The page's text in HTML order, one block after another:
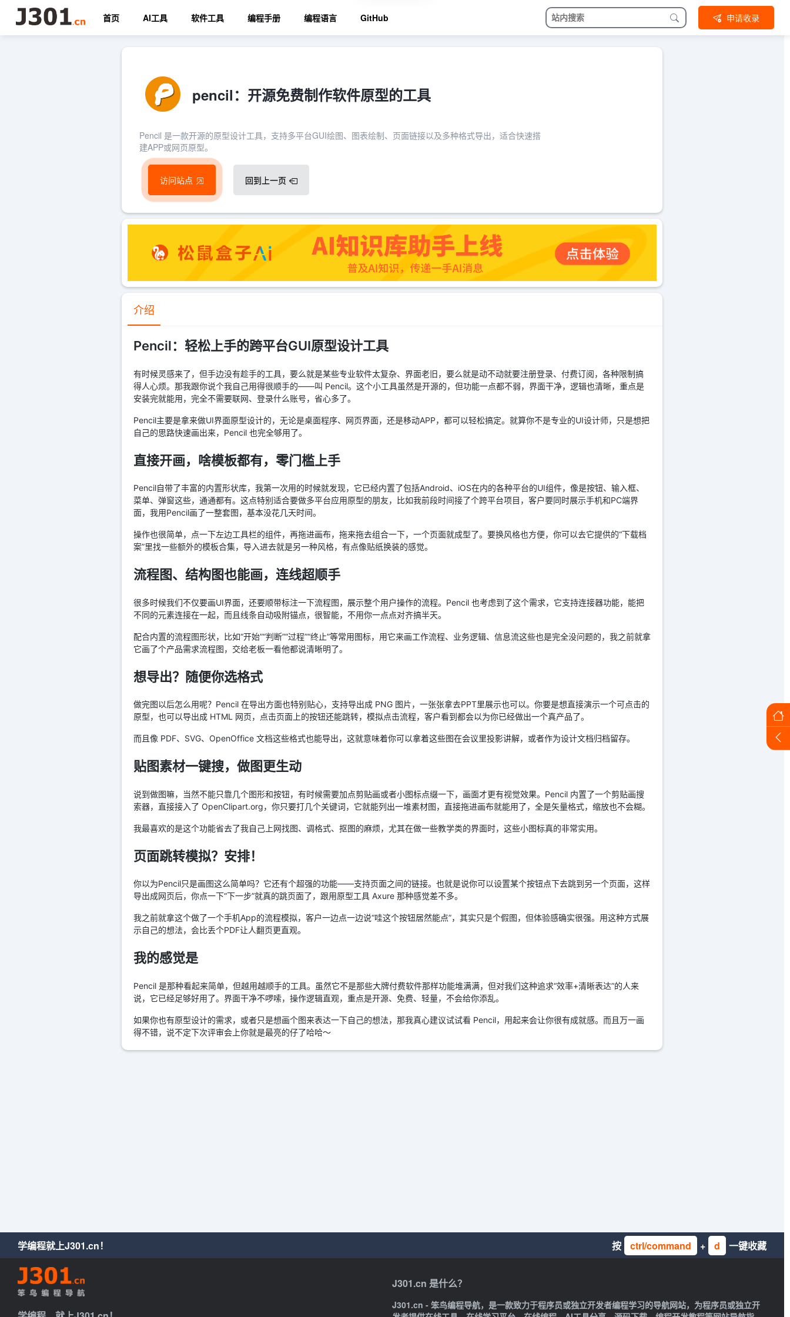
首页 AI工具 软件工具 编程手册 编程语言 GitHub 申请收录
pencil：开源免费制作软件原型的工具
Pencil 是一款开源的原型设计工具，支持多平台GUI绘图、图表绘制、页面链接以及多种格式导出，适合快速搭
建APP或网页原型。
访问站点 回到上一页
介绍
Pencil：轻松上手的跨平台GUI原型设计工具
有时候灵感来了，但手边没有趁手的工具，要么就是某些专业软件太复杂、界面老旧，要么就是动不动就要注册登录、付费订阅，各种限制搞
得人心烦。那我跟你说个我自己用得很顺手的——叫 Pencil。这个小工具虽然是开源的，但功能一点都不弱，界面干净，逻辑也清晰，重点是
安装完就能用，完全不需要联网、登录什么账号，省心多了。
Pencil主要是拿来做UI界面原型设计的，无论是桌面程序、网页界面，还是移动APP，都可以轻松搞定。就算你不是专业的UI设计师，只是想把
自己的思路快速画出来，Pencil 也完全够用了。
直接开画，啥模板都有，零门槛上手
Pencil自带了丰富的内置形状库，我第一次用的时候就发现，它已经内置了包括Android、iOS在内的各种平台的UI组件，像是按钮、输入框、
菜单、弹窗这些，通通都有。这点特别适合要做多平台应用原型的朋友，比如我前段时间接了个跨平台项目，客户要同时展示手机和PC端界
面，我用Pencil画了一整套图，基本没花几天时间。
操作也很简单，点一下左边工具栏的组件，再拖进画布，拖来拖去组合一下，一个页面就成型了。要换风格也方便，你可以去它提供的“下载档
案”里找一些额外的模板合集，导入进去就是另一种风格，有点像贴纸换装的感觉。
流程图、结构图也能画，连线超顺手
很多时候我们不仅要画UI界面，还要顺带标注一下流程图，展示整个用户操作的流程。Pencil 也考虑到了这个需求，它支持连接器功能，能把
不同的元素连接在一起，而且线条自动吸附锚点，很智能，不用你一点点对齐搞半天。
配合内置的流程图形状，比如“开始”“判断”“过程”“终止”等常用图标，用它来画工作流程、业务逻辑、信息流这些也是完全没问题的，我之前就拿
它画了个产品需求流程图，交给老板一看他都说清晰明了。
想导出？随便你选格式
做完图以后怎么用呢？Pencil 在导出方面也特别贴心，支持导出成 PNG 图片，一张张拿去PPT里展示也可以。你要是想直接演示一个可点击的
原型，也可以导出成 HTML 网页，点击页面上的按钮还能跳转，模拟点击流程，客户看到都会以为你已经做出一个真产品了。
而且像 PDF、SVG、OpenOffice 文档这些格式也能导出，这就意味着你可以拿着这些图在会议里投影讲解，或者作为设计文档归档留存。
贴图素材一键搜，做图更生动
说到做图嘛，当然不能只靠几个图形和按钮，有时候需要加点剪贴画或者小图标点缀一下，画面才更有视觉效果。Pencil 内置了一个剪贴画搜
索器，直接接入了 OpenClipart.org，你只要打几个关键词，它就能列出一堆素材图，直接拖进画布就能用了，全是矢量格式，缩放也不会糊。
我最喜欢的是这个功能省去了我自己上网找图、调格式、抠图的麻烦，尤其在做一些教学类的界面时，这些小图标真的非常实用。
页面跳转模拟？安排！
你以为Pencil只是画图这么简单吗？它还有个超强的功能——支持页面之间的链接。也就是说你可以设置某个按钮点下去跳到另一个页面，这样
导出成网页后，你点一下“下一步”就真的跳页面了，跟用原型工具 Axure 那种感觉差不多。
我之前就拿这个做了一个手机App的流程模拟，客户一边点一边说“哇这个按钮居然能点”，其实只是个假图，但体验感确实很强。用这种方式展
示自己的想法，会比丢个PDF让人翻页更直观。
我的感觉是
Pencil 是那种看起来简单，但越用越顺手的工具。虽然它不是那些大牌付费软件那样功能堆满满，但对我们这种追求“效率+清晰表达”的人来
说，它已经足够好用了。界面干净不啰嗦，操作逻辑直观，重点是开源、免费、轻量，不会给你添乱。
如果你也有原型设计的需求，或者只是想画个图来表达一下自己的想法，那我真心建议试试看 Pencil，用起来会让你很有成就感。而且万一画
得不错，说不定下次评审会上你就是最亮的仔了哈哈～
学编程就上J301.cn！ 按 ctrl/command + d 一键收藏
J301.cn 是什么？
J301.cn - 笨鸟编程导航，是一款致力于程序员或独立开发者编程学习的导航网站，为程序员或独立开